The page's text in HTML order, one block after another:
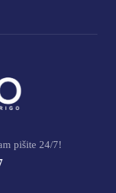
pišite 24/7!